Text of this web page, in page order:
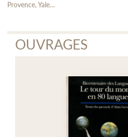
Provence, Yale…
OUVRAGES